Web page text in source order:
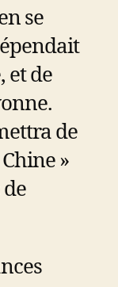
se
et de
de
»
de